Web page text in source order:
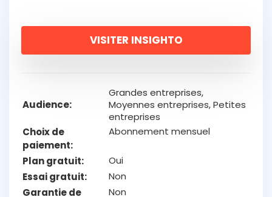
VISITER INSIGHTO
Audience
Grandes entreprises,
Moyennes entreprises, Petites
entreprises
Choix de
paiement
Abonnement mensuel
Plan gratuit
Oui
Essai gratuit
Non
Garantie de
Non